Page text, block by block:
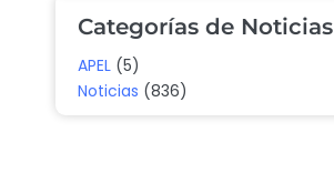
Categorías de Noticias
APEL (5)
Noticias (836)